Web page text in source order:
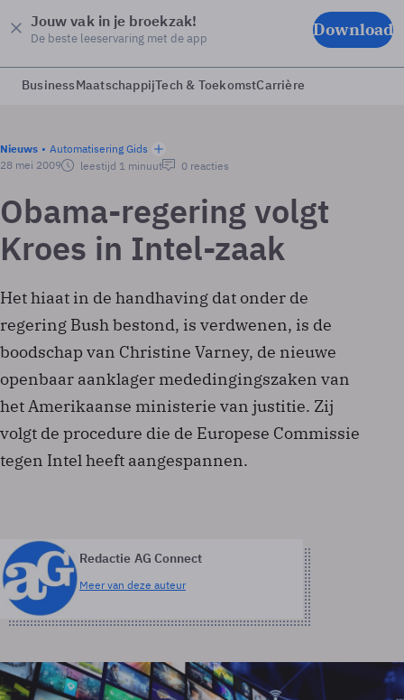
Jouw vak in je broekzak!
De beste leeservaring met de app Download
BusinessMaatschappijTech & ToekomstCarrière
Nieuws
Automatisering Gids
28 mei 2009
leestijd 1 minuut 0 reacties
Obama-regering volgt
Kroes in Intel-zaak
Het hiaat in de handhaving dat onder de
regering Bush bestond, is verdwenen, is de
boodschap van Christine Varney, de nieuwe
openbaar aanklager mededingingszaken van
het Amerikaanse ministerie van justitie. Zij
volgt de procedure die de Europese Commissie
tegen Intel heeft aangespannen.
Redactie AG Connect
Meer van deze auteur